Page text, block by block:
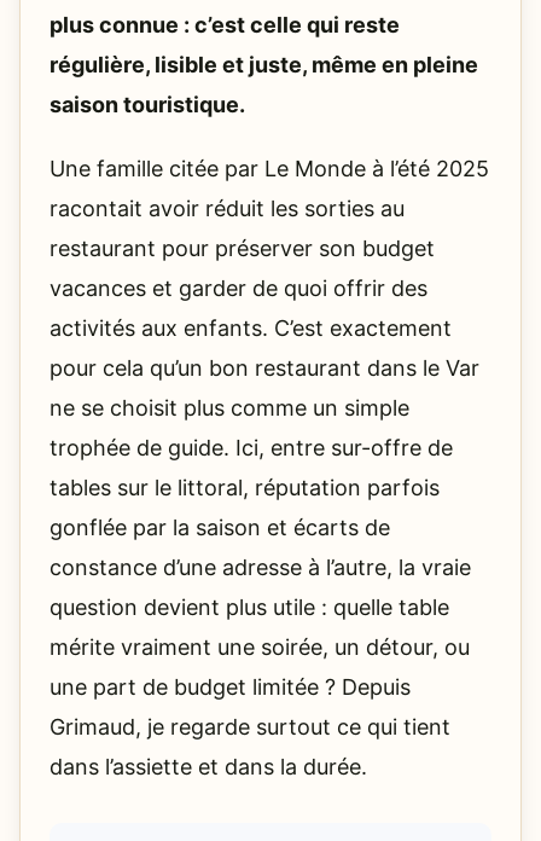
plus connue : c’est celle qui reste
régulière, lisible et juste, même en pleine
saison touristique.
Une famille citée par Le Monde à l’été 2025
racontait avoir réduit les sorties au
restaurant pour préserver son budget
vacances et garder de quoi offrir des
activités aux enfants. C’est exactement
pour cela qu’un bon restaurant dans le Var
ne se choisit plus comme un simple
trophée de guide. Ici, entre sur-offre de
tables sur le littoral, réputation parfois
gonflée par la saison et écarts de
constance d’une adresse à l’autre, la vraie
question devient plus utile : quelle table
mérite vraiment une soirée, un détour, ou
une part de budget limitée ? Depuis
Grimaud, je regarde surtout ce qui tient
dans l’assiette et dans la durée.